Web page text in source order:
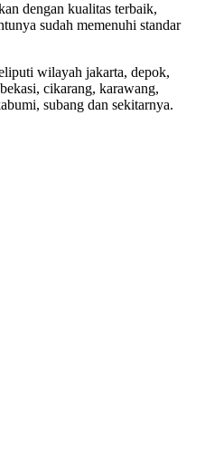
dengan kualitas terbaik,
sudah memenuhi standar
wilayah jakarta, depok,
cikarang, karawang,
subang dan sekitarnya.